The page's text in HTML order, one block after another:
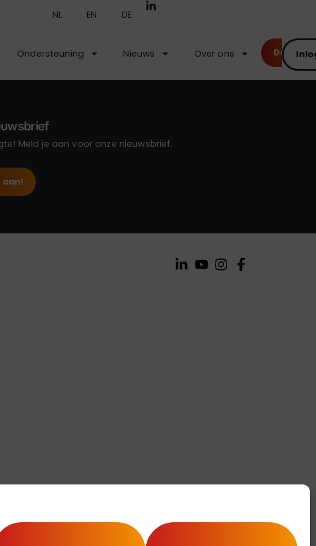
NL EN DE
Ondersteuning Nieuws Over ons Demo
Meld je aan voor onze nieuwsbrief.
aan!